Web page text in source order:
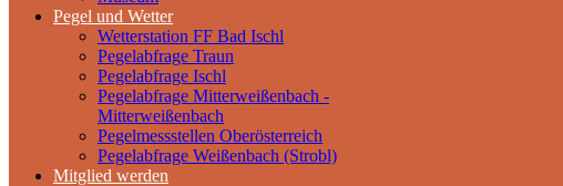
Pegel und Wetter
Wetterstation FF Bad Ischl
Pegelabfrage Traun
Pegelabfrage Ischl
Pegelabfrage Mitterweißenbach -
Mitterweißenbach
Pegelmessstellen Oberösterreich
Pegelabfrage Weißenbach (Strobl)
Mitglied werden